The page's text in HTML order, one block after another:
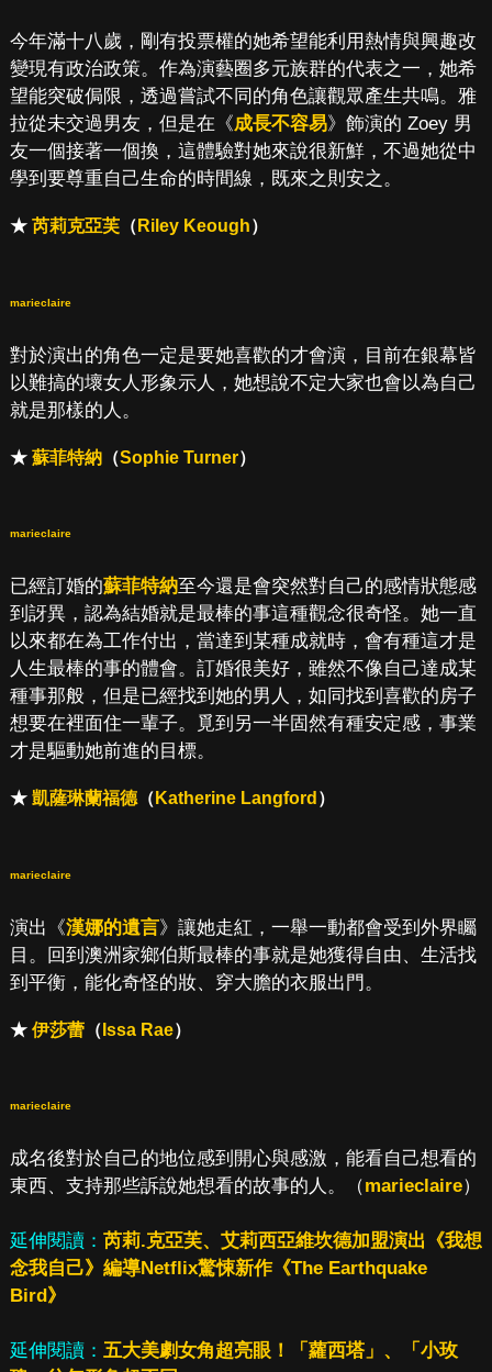
今年滿十八歲，剛有投票權的她希望能利用熱情與興趣改
變現有政治政策。作為演藝圈多元族群的代表之一，她希
望能突破侷限，透過嘗試不同的角色讓觀眾產生共鳴。雅
拉從未交過男友，但是在《成長不容易》飾演的 Zoey 男
友一個接著一個換，這體驗對她來說很新鮮，不過她從中
學到要尊重自己生命的時間線，既來之則安之。
★ 芮莉克亞芙（ Riley Keough）
marieclaire
對於演出的角色一定是要她喜歡的才會演，目前在銀幕皆
以難搞的壞女人形象示人，她想說不定大家也會以為自己
就是那樣的人。
★ 蘇菲特納（Sophie Turner）
marieclaire
已經訂婚的蘇菲特納至今還是會突然對自己的感情狀態感
到訝異，認為結婚就是最棒的事這種觀念很奇怪。她一直
以來都在為工作付出，當達到某種成就時，會有種這才是
人生最棒的事的體會。訂婚很美好，雖然不像自己達成某
種事那般，但是已經找到她的男人，如同找到喜歡的房子
想要在裡面住一輩子。覓到另一半固然有種安定感，事業
才是驅動她前進的目標。
★ 凱薩琳蘭福德（ Katherine Langford ）
marieclaire
演出《漢娜的遺言》讓她走紅，一舉一動都會受到外界矚
目。回到澳洲家鄉伯斯最棒的事就是她獲得自由、生活找
到平衡，能化奇怪的妝、穿大膽的衣服出門。
★ 伊莎蕾（ Issa Rae）
marieclaire
成名後對於自己的地位感到開心與感激，能看自己想看的
東西、支持那些訴說她想看的故事的人。（marieclaire）
延伸閱讀： 芮莉.克亞芙、艾莉西亞維坎德加盟演出《我想
念我自己》編導Netflix驚悚新作《The Earthquake
Bird》
延伸閱讀： 五大美劇女角超亮眼！「蘿西塔」、「小玫